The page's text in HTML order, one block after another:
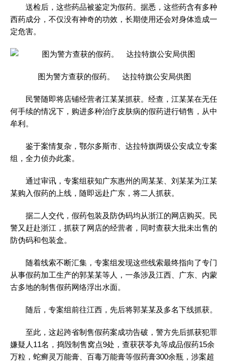
送检后，这些药品被鉴定为假药。据悉，这些药含有多种
西药成分，不仅没有神奇的功效，长期使用还会对身体造成一
定危害。
图为警方查获的假药。 达拉特旗公安局供图
民警随即将店铺经营者江某某抓获。经查，江某某在无任
何手续的情况下，购进多种治疗皮肤病的假药进行销售，从中
牟利。
鉴于案情复杂，鄂尔多斯市、达拉特旗两级公安成立专案
组，全力侦办此案。
通过审讯，专案组获知广东惠州的周某某、刘某某为江某
某购入假药的上线，随即远赴广东，将二人抓获。
据二人交代，假药包装及防伪码均从浙江的网店购买。民
警又赶赴浙江，抓获了网店的经营者，同时查获大批未出售的
防伪码和包装盒。
随着线索不断汇集，专案组发现这些线索最终指向了专门
从事假药加工生产的郭某某等人，一条涉及江西、广东、内蒙
古多地的制售假药网络浮出水面。
随后，专案组前往江西，先后将郭某某及多名下线抓获。
至此，这起跨省制售假药案成功告破，警方先后抓获犯罪
嫌疑人11名，捣毁制售窝点9处，查获茯苓丸等成品假药15余
万粒，蛇癣灵万能膏、百毒万能膏等假药膏300余瓶，涉案超